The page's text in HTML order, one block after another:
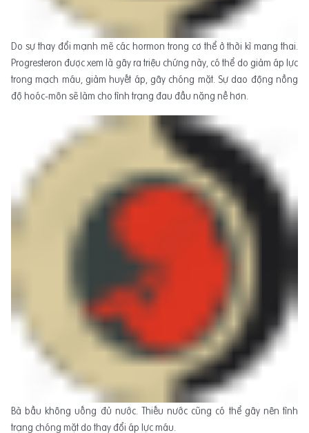
Do sự thay đổi mạnh mẽ các hormon trong cơ thể ở thời kì mang thai.
Progresteron được xem là gây ra triệu chứng này, có thể do giảm áp lực
trong mạch máu, giảm huyết áp, gây chóng mặt. Sự dao động nồng
độ hoóc-môn sẽ làm cho tình trạng đau đầu nặng nề hơn.
Bà bầu không uống đủ nước. Thiếu nước cũng có thể gây nên tình
trạng chóng mặt do thay đổi áp lực máu.